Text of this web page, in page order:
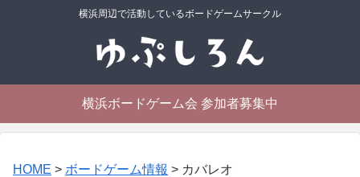
横浜周辺で活動しているボードゲームサークル
横浜ボードゲーム会 参加者募集中
HOME > ボードゲーム情報 > カバレオ